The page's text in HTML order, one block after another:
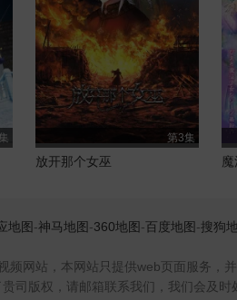
第3集
放开那个女巫
地图 -神马地图 -360地图 -百度地图 -搜狗
频网站，本网站只提供web页面服务，
司版权，请邮箱联系我们，我们会及时